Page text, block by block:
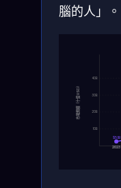
腦的人」。
市場規模（十億 USD）
10B
20B
30B
40B
2023
$5.1B